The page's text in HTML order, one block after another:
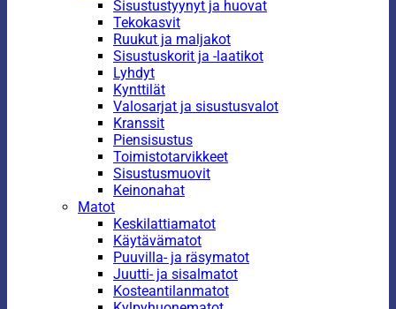
Sisustustyynyt ja huovat
Tekokasvit
Ruukut ja maljakot
Sisustuskorit ja -laatikot
Lyhdyt
Kynttilät
Valosarjat ja sisustusvalot
Kranssit
Piensisustus
Toimistotarvikkeet
Sisustusmuovit
Keinonahat
Matot
Keskilattiamatot
Käytävämatot
Puuvilla- ja räsymatot
Juutti- ja sisalmatot
Kosteantilanmatot